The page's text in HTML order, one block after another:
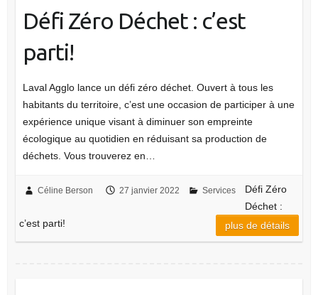
Défi Zéro Déchet : c’est
parti!
Laval Agglo lance un défi zéro déchet. Ouvert à tous les
habitants du territoire, c’est une occasion de participer à une
expérience unique visant à diminuer son empreinte
écologique au quotidien en réduisant sa production de
déchets. Vous trouverez en…
Céline Berson 27 janvier 2022 Services
Défi Zéro
Déchet :
c’est parti!
plus de détails